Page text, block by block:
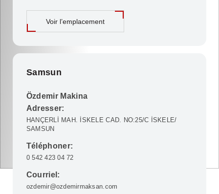
Voir l’emplacement
Samsun
Özdemir Makina
Adresser:
HANÇERLİ MAH. İSKELE CAD. NO:25/C İSKELE/
SAMSUN
Téléphoner:
0 542 423 04 72
Courriel:
ozdemir@ozdemirmaksan.com